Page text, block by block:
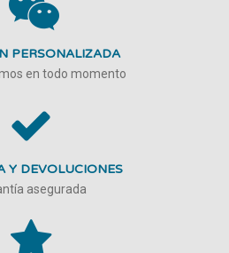
PERSONALIZADA
en todo momento
Y DEVOLUCIONES
asegurada